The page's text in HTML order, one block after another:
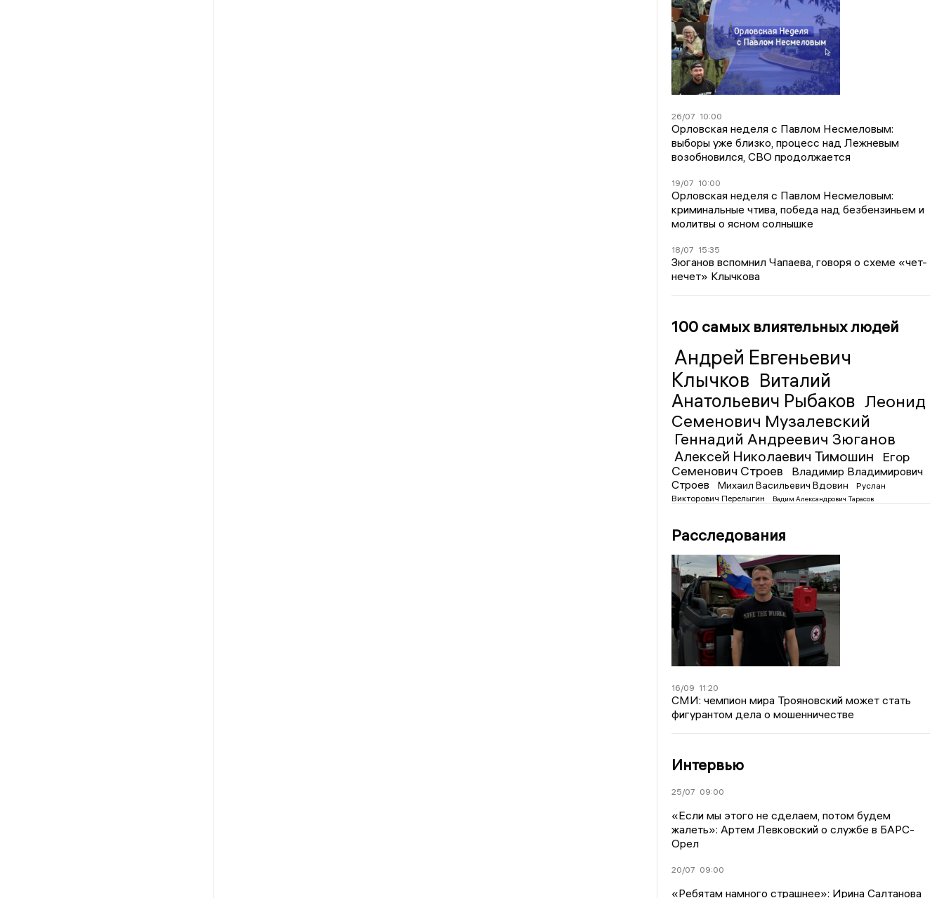
26/07 10:00
Орловская неделя с Павлом Несмеловым:
выборы уже близко, процесс над Лежневым
возобновился, СВО продолжается
19/07 10:00
Орловская неделя с Павлом Несмеловым:
криминальные чтива, победа над безбензиньем и
молитвы о ясном солнышке
18/07 15:35
Зюганов вспомнил Чапаева, говоря о схеме «чет-
нечет» Клычкова
100 самых влиятельных людей
Андрей Евгеньевич
Клычков Виталий
Анатольевич Рыбаков Леонид
Семенович Музалевский
Геннадий Андреевич Зюганов
Алексей Николаевич Тимошин
Егор
Семенович Строев
Владимир Владимирович
Строев
Михаил Васильевич Вдовин
Руслан
Викторович Перелыгин
Вадим Александрович Тарасов
Расследования
16/09 11:20
СМИ: чемпион мира Трояновский может стать
фигурантом дела о мошенничестве
Интервью
25/07 09:00
«Если мы этого не сделаем, потом будем
жалеть»: Артем Левковский о службе в БАРС-
Орел
20/07 09:00
«Ребятам намного страшнее»: Ирина Салтанова